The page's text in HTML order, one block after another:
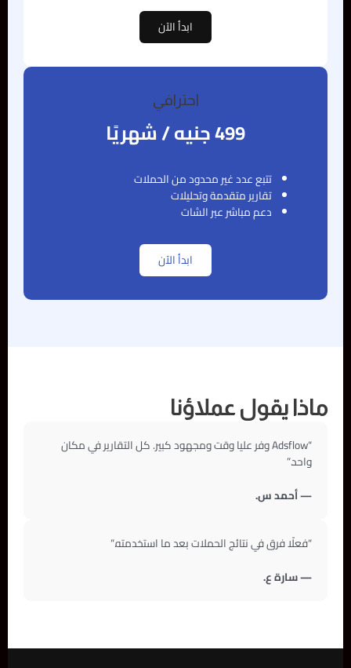
ابدأ الآن
احترافي
499 جنيه / شهريًا
تتبع عدد غير محدود من الحملات
تقارير متقدمة وتحليلات
دعم مباشر عبر الشات
ابدأ الآن
ماذا يقول عملاؤنا
“Adsflow وفر عليا وقت ومجهود كبير. كل التقارير في مكان
واحد.”
— أحمد س.
“فعلًا فرق في نتائج الحملات بعد ما استخدمته.”
— سارة ع.